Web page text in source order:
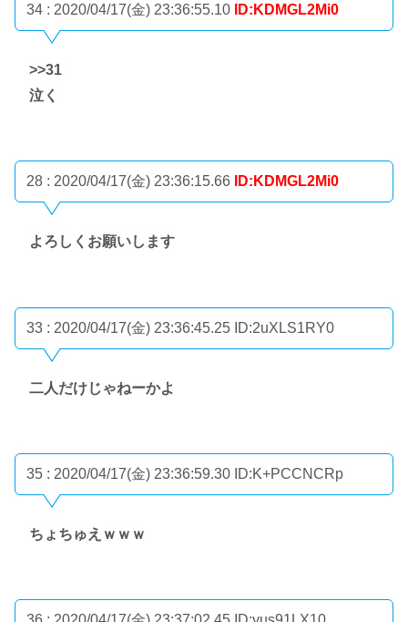
34 : 2020/04/17(金) 23:36:55.10 ID:KDMGL2Mi0
>>31
泣く
28 : 2020/04/17(金) 23:36:15.66 ID:KDMGL2Mi0
よろしくお願いします
33 : 2020/04/17(金) 23:36:45.25 ID:2uXLS1RY0
二人だけじゃねーかよ
35 : 2020/04/17(金) 23:36:59.30 ID:K+PCCNCRp
ちょちゅえｗｗｗ